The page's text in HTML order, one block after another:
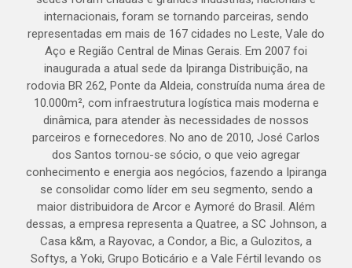
internacionais, foram se tornando parceiras, sendo
representadas em mais de 167 cidades no Leste, Vale do
Aço e Região Central de Minas Gerais. Em 2007 foi
inaugurada a atual sede da Ipiranga Distribuição, na
rodovia BR 262, Ponte da Aldeia, construída numa área de
10.000m², com infraestrutura logística mais moderna e
dinâmica, para atender às necessidades de nossos
parceiros e fornecedores. No ano de 2010, José Carlos
dos Santos tornou-se sócio, o que veio agregar
conhecimento e energia aos negócios, fazendo a Ipiranga
se consolidar como líder em seu segmento, sendo a
maior distribuidora de Arcor e Aymoré do Brasil. Além
dessas, a empresa representa a Quatree, a SC Johnson, a
Casa k&m, a Rayovac, a Condor, a Bic, a Gulozitos, a
Softys, a Yoki, Grupo Boticário e a Vale Fértil levando os